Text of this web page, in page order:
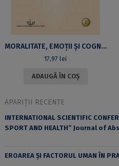
MORALITATE, EMOȚII ȘI COGNIȚII: INFLUENȚA STĂRII AFECTIVE ASUPRA AUTO- ȘI HETERO-ATRIBUIRII
17,97lei
ADAUGĂ ÎN COȘ
APARIȚII RECENTE
INTERNATIONAL SCIENTIFIC
SPORT AND HEALTH” Journal of
EROAREA ȘI FACTORUL UMAN ÎN